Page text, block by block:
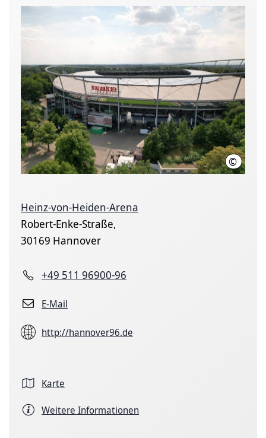
© Martin
Heinz-von-Heiden-Arena
Robert-Enke-Straße,
30169 Hannover
+49 511 96900-96
E-Mail
http://hannover96.de
Karte
Weitere Informationen